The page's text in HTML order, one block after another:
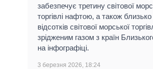
забезпечує третину світової
торгівлі нафтою, а також
відсотків світової морської
зрідженим газом з країн
на інфографіці.
3 березня 2026, 18:24